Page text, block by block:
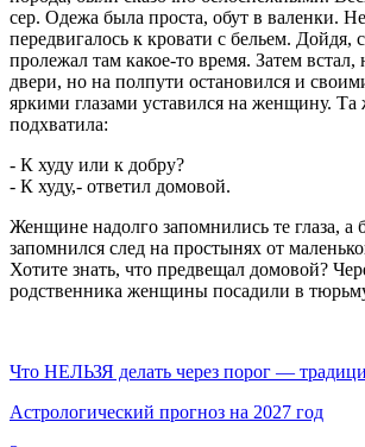
сер. Одежа была проста, обут в валенки.
передвигалось к кровати с бельем. Дойдя,
пролежал там какое-то время. Затем встал,
двери, но на полпути остановился и
яркими глазами уставился на женщину. Та
подхватила:
- К худу или к добру?
- К худу,- ответил домовой.
Женщине надолго запомнились те глаза, а
запомнился след на простынях от
Хотите знать, что предвещал домовой?
родственника женщины посадили в
Что НЕЛЬЗЯ делать через порог —
Астрологический прогноз на 2027 год